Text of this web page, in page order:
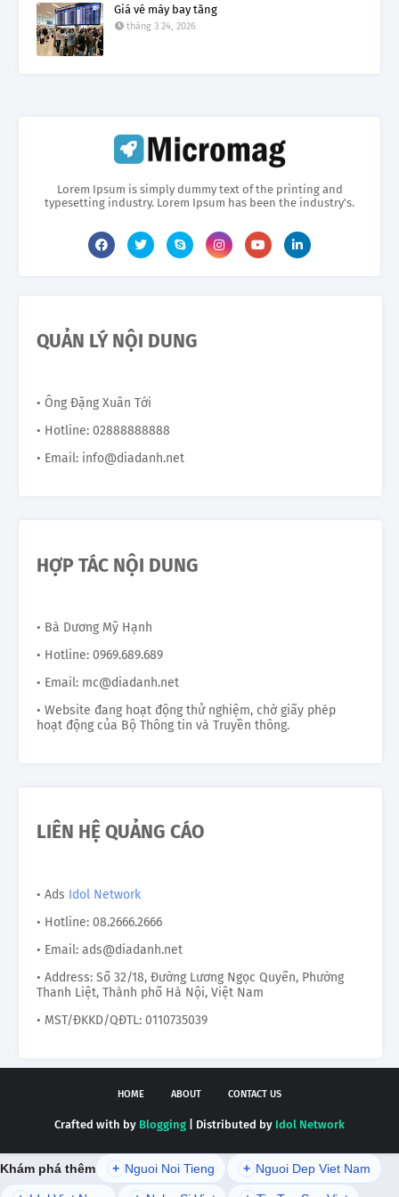
Giá vé máy bay tăng
tháng 3 24, 2026
Lorem Ipsum is simply dummy text of the printing and
typesetting industry. Lorem Ipsum has been the industry's.
QUẢN LÝ NỘI DUNG
• Ông Đặng Xuân Tới
• Hotline: 02888888888
• Email: info@diadanh.net
HỢP TÁC NỘI DUNG
• Bà Dương Mỹ Hạnh
• Hotline: 0969.689.689
• Email: mc@diadanh.net
• Website đang hoạt động thử nghiệm, chờ giấy phép
hoạt động của Bộ Thông tin và Truyền thông.
LIÊN HỆ QUẢNG CÁO
• Ads Idol Network
• Hotline: 08.2666.2666
• Email: ads@diadanh.net
• Address: Số 32/18, Đường Lương Ngọc Quyến, Phường
Thanh Liệt, Thành phố Hà Nội, Việt Nam
• MST/ĐKKD/QĐTL: 0110735039
HOME ABOUT CONTACT US
Crafted with by Blogging | Distributed by Idol Network
Khám phá thêm + Nguoi Noi Tieng + Nguoi Dep Viet Nam